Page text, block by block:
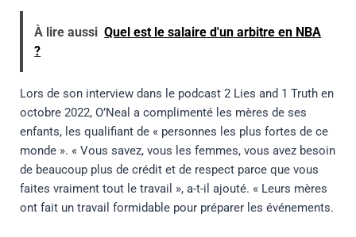
À lire aussi Quel est le salaire d'un arbitre en NBA
?
Lors de son interview dans le podcast 2 Lies and 1 Truth en
octobre 2022, O’Neal a complimenté les mères de ses
enfants, les qualifiant de « personnes les plus fortes de ce
monde ». « Vous savez, vous les femmes, vous avez besoin
de beaucoup plus de crédit et de respect parce que vous
faites vraiment tout le travail », a-t-il ajouté. « Leurs mères
ont fait un travail formidable pour préparer les événements.